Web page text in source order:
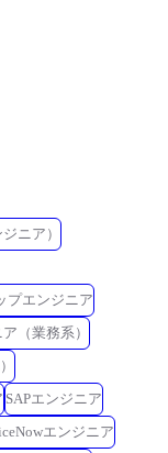
ニア）
プエンジニア
（業務系）
SAPエンジニア
エンジニア